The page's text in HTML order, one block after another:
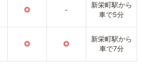
○ -
新栄町駅から
車で5分
○ ○
新栄町駅から
車で7分